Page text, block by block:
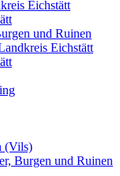
Eichstätt
und Ruinen
Eichstätt
(Vils)
Burgen und Ruinen